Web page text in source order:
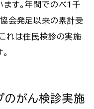
す。年間でのべ1千
会発足以来の累計受
れは住民検診の実施
のがん検診実施